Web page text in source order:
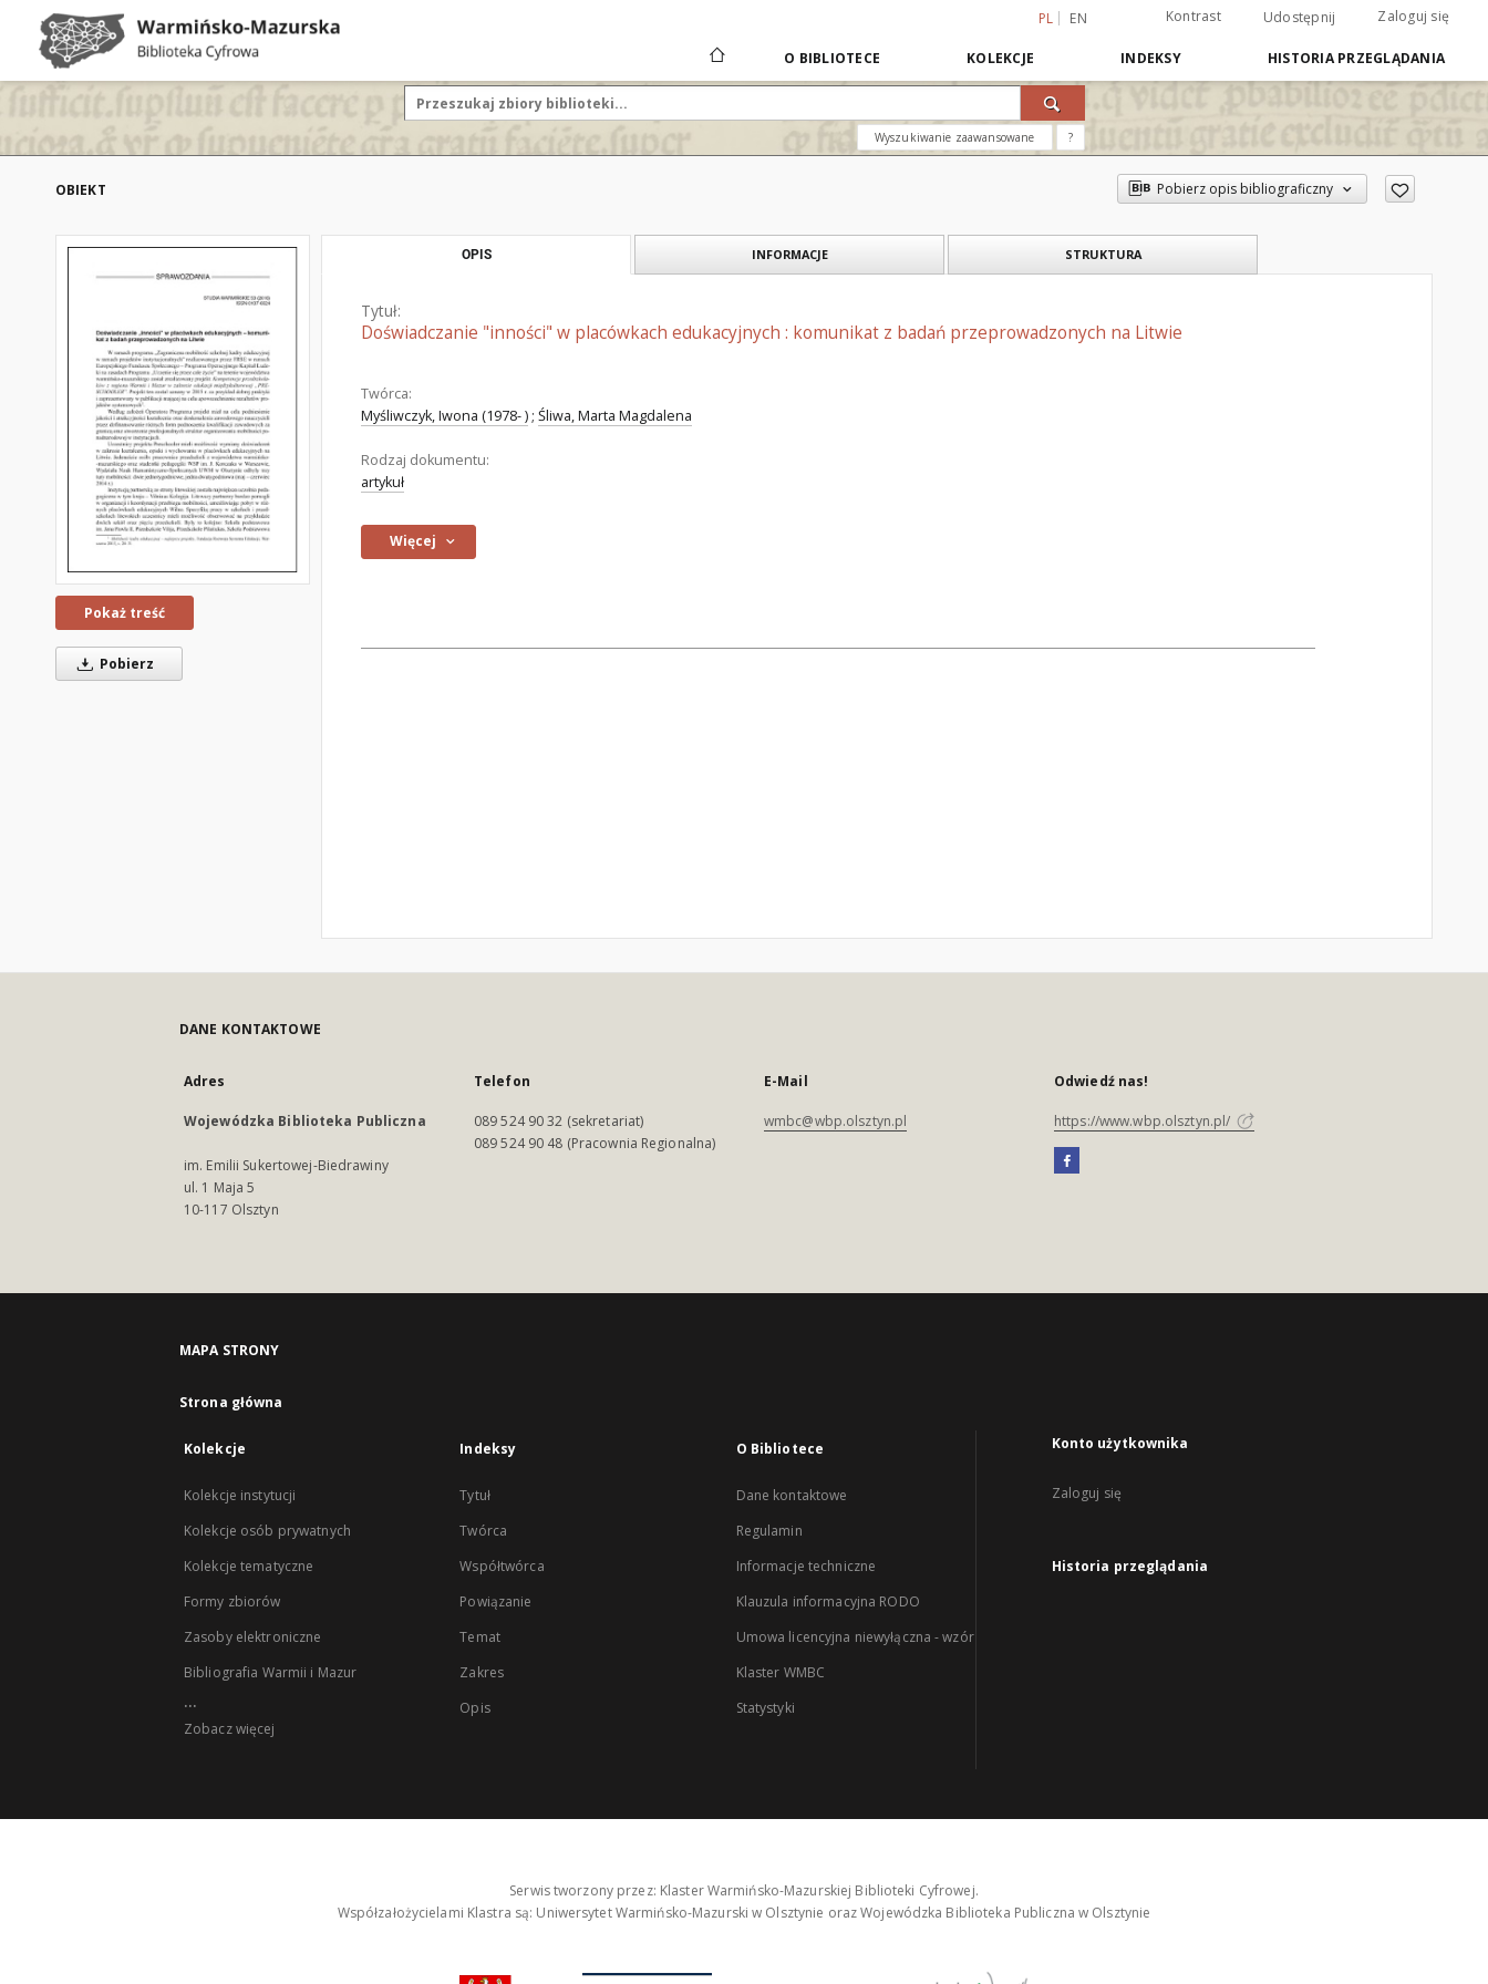
PL EN Kontrast Udostępnij Zaloguj się
O BIBLIOTECE KOLEKCJE INDEKSY HISTORIA PRZEGLĄDANIA
Wyszukiwanie zaawansowane ?
OBIEKT Pobierz opis bibliograficzny
Pokaż treść
Pobierz
OPIS INFORMACJE STRUKTURA
Tytuł:
Doświadczanie "inności" w placówkach edukacyjnych : komunikat z badań przeprowadzonych na Litwie
Twórca:
Myśliwczyk, Iwona (1978- ) ; Śliwa, Marta Magdalena
Rodzaj dokumentu:
artykuł
Więcej
DANE KONTAKTOWE
Adres
Wojewódzka Biblioteka Publiczna
im. Emilii Sukertowej-Biedrawiny
ul. 1 Maja 5
10-117 Olsztyn
Telefon
089 524 90 32 (sekretariat)
089 524 90 48 (Pracownia Regionalna)
E-Mail
wmbc@wbp.olsztyn.pl
Odwiedź nas!
https://www.wbp.olsztyn.pl/
MAPA STRONY
Strona główna
Kolekcje
Kolekcje instytucji
Kolekcje osób prywatnych
Kolekcje tematyczne
Formy zbiorów
Zasoby elektroniczne
Bibliografia Warmii i Mazur
...
Zobacz więcej
Indeksy
Tytuł
Twórca
Współtwórca
Powiązanie
Temat
Zakres
Opis
O Bibliotece
Dane kontaktowe
Regulamin
Informacje techniczne
Klauzula informacyjna RODO
Umowa licencyjna niewyłączna - wzór
Klaster WMBC
Statystyki
Konto użytkownika
Zaloguj się
Historia przeglądania
Serwis tworzony przez: Klaster Warmińsko-Mazurskiej Biblioteki Cyfrowej.
Współzałożycielami Klastra są: Uniwersytet Warmińsko-Mazurski w Olsztynie oraz Wojewódzka Biblioteka Publiczna w Olsztynie